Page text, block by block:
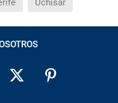
Uchisar